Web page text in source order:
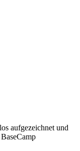
aufgezeichnet und